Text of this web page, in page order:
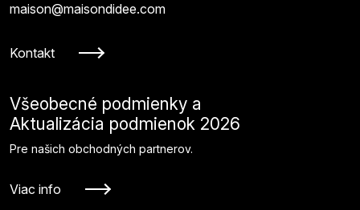
maison@maisondidee.com
Kontakt
Všeobecné podmienky a
Aktualizácia podmienok 2026
Pre našich obchodných partnerov.
Viac info